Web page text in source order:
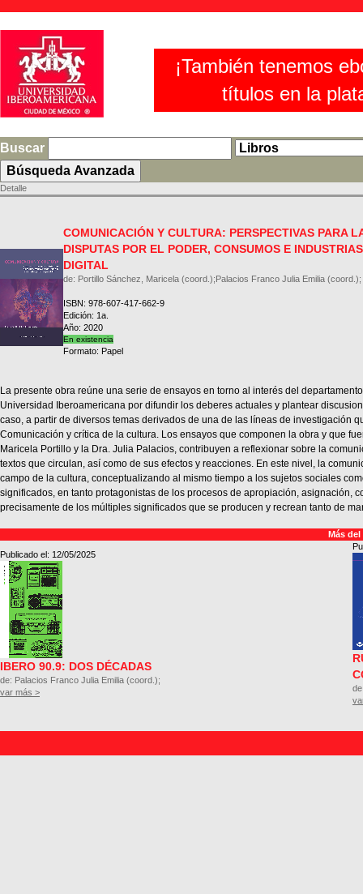
¡También tenemos
títulos en la
Buscar
Detalle
COMUNICACIÓN Y CULTURA: PERSPECTIVAS PARA
DISPUTAS POR EL PODER, CONSUMOS E
DIGITAL
de: Portillo Sánchez, Maricela (coord.);Palacios Franco Julia Emilia (coord.);
ISBN: 978-607-417-662-9
Edición: 1a.
Año: 2020
En existencia
Formato: Papel
La presente obra reúne una serie de ensayos en torno al interés del
Universidad Iberoamericana por difundir los deberes actuales y plantear
caso, a partir de diversos temas derivados de una de las líneas de investigación
Comunicación y crítica de la cultura. Los ensayos que componen la obra y que
Maricela Portillo y la Dra. Julia Palacios, contribuyen a reflexionar sobre la
textos que circulan, así como de sus efectos y reacciones. En este nivel, la
campo de la cultura, conceptualizando al mismo tiempo a los sujetos sociales
significados, en tanto protagonistas de los procesos de apropiación, asignación,
precisamente de los múltiples significados que se producen y recrean tanto de
Más del
Publicado el: 12/05/2025
IBERO 90.9: DOS DÉCADAS
de: Palacios Franco Julia Emilia (coord.);
var más >